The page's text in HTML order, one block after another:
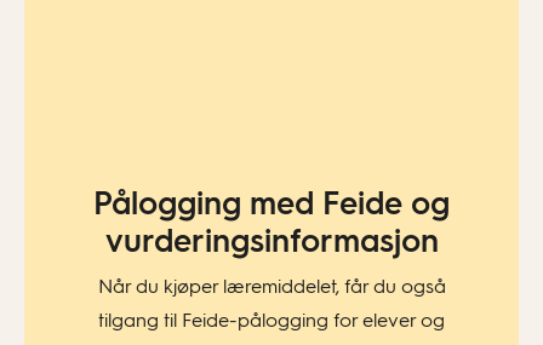
Pålogging med Feide og
vurderingsinformasjon​
Når du kjøper læremiddelet, får du også
tilgang til Feide-pålogging for elever og